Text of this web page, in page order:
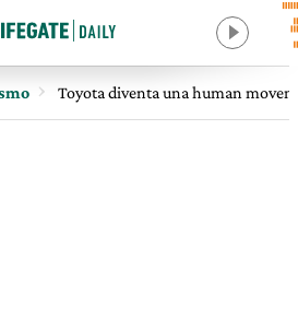
Toyota diventa una human